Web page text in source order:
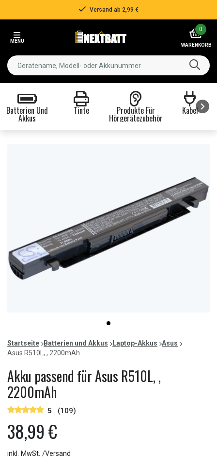
Versand ab 2,99 €
MENÜ
0
WARENKORB
Batterien Und
Akkus
Tinte Produkte Für
Hörgerätezubehör
Kabel
item
0
of
1
Startseite Batterien und Akkus Laptop-Akkus
Asus
Asus R510L, , 2200mAh
Akku passend für Asus R510L, ,
2200mAh
5 (109)
38,99 €
inkl. MwSt. /Versand